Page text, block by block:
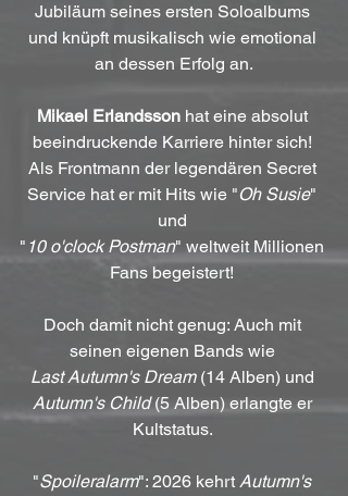
Jubiläum seines ersten Soloalbums
und knüpft musikalisch wie emotional
an dessen Erfolg an.
Mikael Erlandsson hat eine absolut
beeindruckende Karriere hinter sich!
Als Frontmann der legendären Secret
Service hat er mit Hits wie "Oh Susie"
und
" 10 o'clock Postman" weltweit Millionen
Fans begeistert!
Doch damit nicht genug: Auch mit
seinen eigenen Bands wie
Last Autumn's Dream (14 Alben) und
Autumn's Child (5 Alben) erlangte er
Kultstatus.
"Spoileralarm": 2026 kehrt Autumn's